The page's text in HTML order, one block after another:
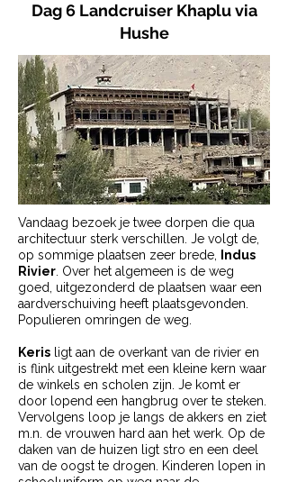
Dag 6 Landcruiser Khaplu via
Hushe
Vandaag bezoek je twee dorpen die qua
architectuur sterk verschillen. Je volgt de,
op sommige plaatsen zeer brede,
Indus
Rivier . Over het algemeen is de weg
goed, uitgezonderd de plaatsen waar een
aardverschuiving heeft plaatsgevonden.
Populieren omringen de weg.
Keris ligt aan de overkant van de rivier en
is flink uitgestrekt met een kleine kern waar
de winkels en scholen zijn. Je komt er
door lopend een hangbrug over te steken.
Vervolgens loop je langs de akkers en ziet
m.n. de vrouwen hard aan het werk. Op de
daken van de huizen ligt stro en een deel
van de oogst te drogen. Kinderen lopen in